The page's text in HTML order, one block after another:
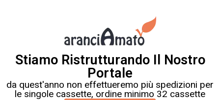
Stiamo Ristrutturando Il Nostro
Portale
da quest'anno non effettueremo più spedizioni per
le singole cassette, ordine minimo 32 cassette